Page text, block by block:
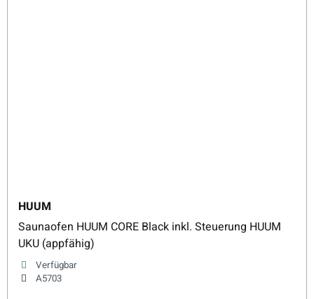
HUUM
Saunaofen HUUM CORE Black inkl. Steuerung HUUM
UKU (appfähig)
Verfügbar
A5703